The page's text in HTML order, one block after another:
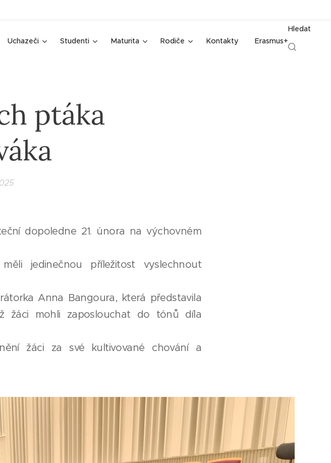
Uchazeči Studenti Maturita Rodiče Kontakty Erasmus+
Hledat
ptáka
dopoledne 21. února na výchovném
jedinečnou příležitost vyslechnout
Anna Bangoura, která představila
žáci mohli zaposlouchat do tónů díla
žáci za své kultivované chování a